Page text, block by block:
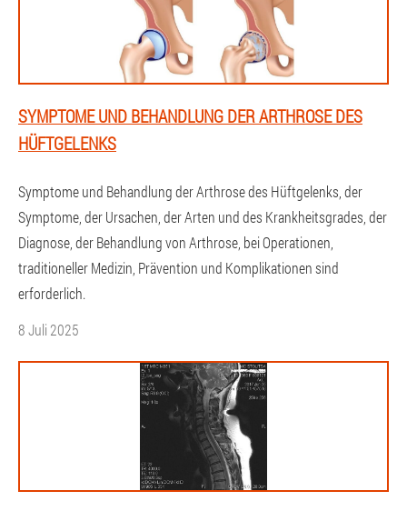
SYMPTOME UND BEHANDLUNG DER ARTHROSE DES
HÜFTGELENKS
Symptome und Behandlung der Arthrose des Hüftgelenks, der
Symptome, der Ursachen, der Arten und des Krankheitsgrades, der
Diagnose, der Behandlung von Arthrose, bei Operationen,
traditioneller Medizin, Prävention und Komplikationen sind
erforderlich.
8 Juli 2025